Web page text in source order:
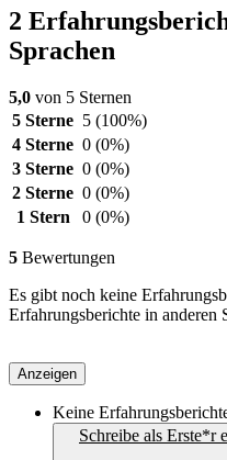
2
Sprachen
5,0 von 5 Sternen
5 Sterne 5 (100%)
4 Sterne 0 (0%)
3 Sterne 0 (0%)
2 Sterne 0 (0%)
1 Stern
0 (0%)
5 Bewertungen
Es gibt noch keine
Erfahrungsberichte in anderen
Anzeigen
Keine
Schreibe als Erste*r